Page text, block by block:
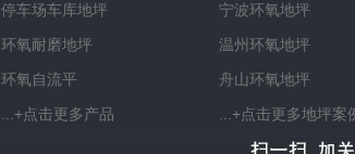
停车场车库地坪
环氧耐磨地坪
环氧自流平
...+点击更多产品
宁波环氧地坪
温州环氧地坪
舟山环氧地坪
...+点击更多地坪案